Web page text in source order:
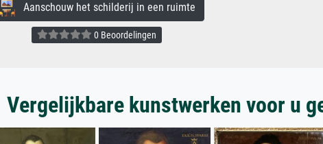
Aanschouw het schilderij in een ruimte
0 Beoordelingen
Vergelijkbare kunstwerken voor u